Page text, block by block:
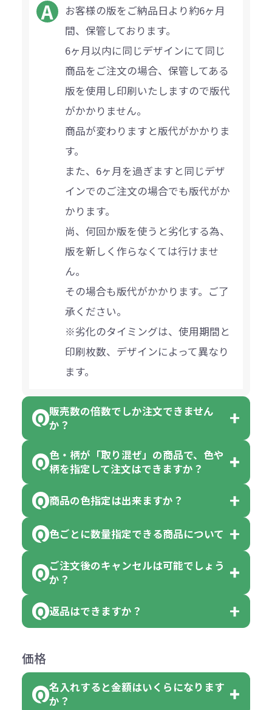
お客様の版をご納品日より約6ヶ月
間、保管しております。
6ヶ月以内に同じデザインにて同じ
商品をご注文の場合、保管してある
版を使用し印刷いたしますので版代
がかかりません。
商品が変わりますと版代がかかりま
す。
また、6ヶ月を過ぎますと同じデザ
インでのご注文の場合でも版代がか
かります。
尚、何回か版を使うと劣化する為、
版を新しく作らなくては行けませ
ん。
その場合も版代がかかります。ご了
承ください。
※劣化のタイミングは、使用期間と
印刷枚数、デザインによって異なり
ます。
販売数の倍数でしか注文できません
か？
一部商品（※）を除き、注文可能数
です。
ります。
【例】注文可能数が100個の場合
は、100個以上でしたら、何個でも
可能です。
色・柄が「取り混ぜ」の商品で、色や
柄を指定して注文はできますか？
「色・柄 取り混ぜ」のラベルがつい
ている商品は、色指定不可となって
ん。
商品の色指定は出来ますか？
色指定できる商品もございますが商
品の詳細に「色・柄 取り混ぜ」のラ
ベルや商品画像に「〇色取混ぜ」な
れ等分で100個ずつ入って参ります。
（割り切れない場合は数個単位で前
色ごとに数量指定できる商品について
「選べる本体色」のラベルが付いて
す。
い。
例えば…
ご注文後のキャンセルは可能でしょう
か？
お客様都合でのキャンセルは、制作
がございます。
ご注文の際は、十分にご確認・ご検
返品はできますか？
めご了承ください。
ただし下記の場合は承っております
価格
名入れすると金額はいくらになります
か？